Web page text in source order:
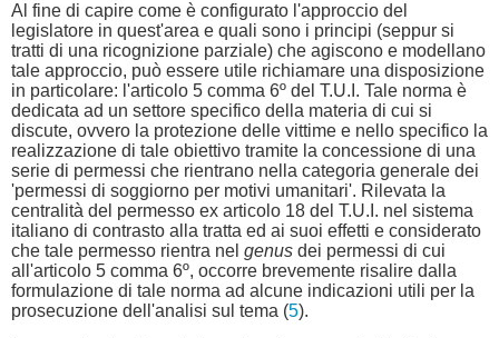
Al fine di capire come è configurato l'approccio del
legislatore in quest'area e quali sono i principi (seppur si
tratti di una ricognizione parziale) che agiscono e modellano
tale approccio, può essere utile richiamare una disposizione
in particolare: l'articolo 5 comma 6º del T.U.I. Tale norma è
dedicata ad un settore specifico della materia di cui si
discute, ovvero la protezione delle vittime e nello specifico la
realizzazione di tale obiettivo tramite la concessione di una
serie di permessi che rientrano nella categoria generale dei
'permessi di soggiorno per motivi umanitari'. Rilevata la
centralità del permesso ex articolo 18 del T.U.I. nel sistema
italiano di contrasto alla tratta ed ai suoi effetti e considerato
che tale permesso rientra nel genus dei permessi di cui
all'articolo 5 comma 6º, occorre brevemente risalire dalla
formulazione di tale norma ad alcune indicazioni utili per la
prosecuzione dell'analisi sul tema (5).